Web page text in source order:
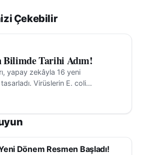
Çekebilir
Bilimde Tarihi Adım!
yapay zekâyla 16 yeni
Virüslerin E. coli
ve insanlara tehdit
Dönem Resmen Başladı!